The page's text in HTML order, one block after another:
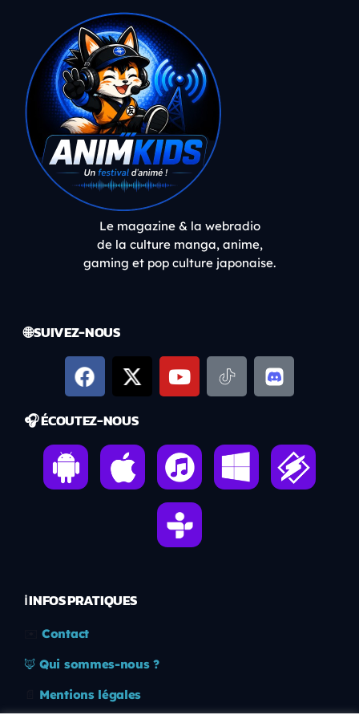
Le magazine & la webradio
de la culture manga, anime,
gaming et pop culture japonaise.
🌐 SUIVEZ-NOUS
🎧 ÉCOUTEZ-NOUS
ℹ️ INFOS PRATIQUES
Contact
🦊 Qui sommes-nous ?
Mentions légales